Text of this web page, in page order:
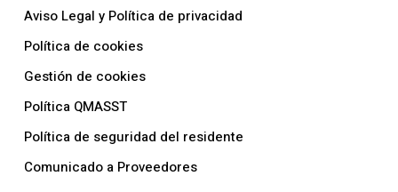
Aviso Legal y Política de privacidad
Política de cookies
Gestión de cookies
Política QMASST
Política de seguridad del residente
Comunicado a Proveedores